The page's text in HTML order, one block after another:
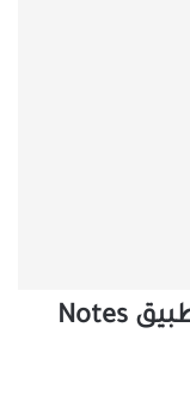
أضف موقعك المباشر إلى تطبيق Notes